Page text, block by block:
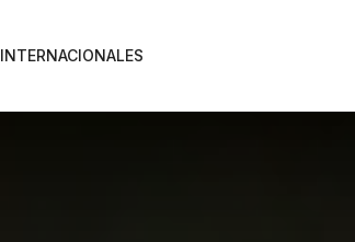
INTERNACIONALES